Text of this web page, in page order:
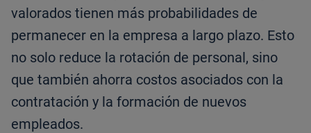
valorados tienen más probabilidades de
permanecer en la empresa a largo plazo. Esto
no solo reduce la rotación de personal, sino
que también ahorra costos asociados con la
contratación y la formación de nuevos
empleados.